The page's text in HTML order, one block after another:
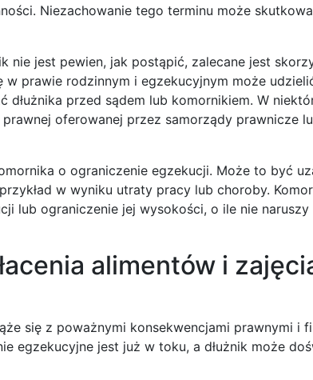
Niezachowanie tego terminu może
nie jest pewien, jak postąpić, zalecane jest
prawie rodzinnym i egzekucyjnym może
przed sądem lub komornikiem. W
oferowanej przez samorządy prawnicze
o ograniczenie egzekucji. Może to być
w wyniku utraty pracy lub choroby.
lub ograniczenie jej wysokości, o ile nie
alimentów i
się z poważnymi konsekwencjami prawnymi i
egzekucyjne jest już w toku, a dłużnik może